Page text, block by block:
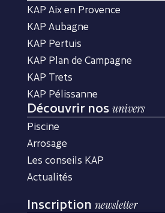
KAP Aix en Provence
KAP Aubagne
KAP Pertuis
KAP Plan de Campagne
KAP Trets
KAP Pélissanne
Découvrir nos univers
Piscine
Arrosage
Les conseils KAP
Actualités
Inscription newsletter